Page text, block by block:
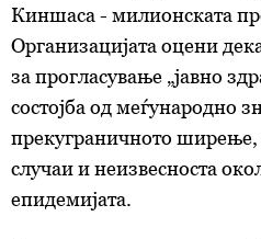
Киншаса - милионската
Организацијата оцени
за прогласување „јавно
состојба од меѓународно
прекуграничното ширење,
случаи и неизвесноста
епидемијата.